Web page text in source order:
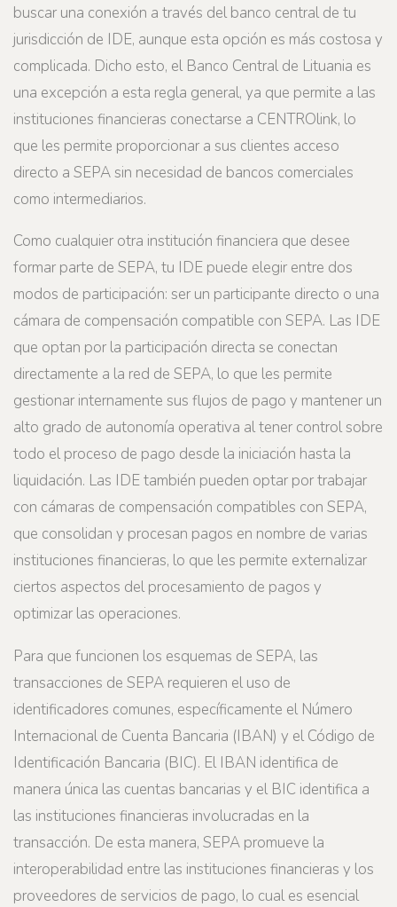
buscar una conexión a través del banco central de tu
jurisdicción de IDE, aunque esta opción es más costosa y
complicada. Dicho esto, el Banco Central de Lituania es
una excepción a esta regla general, ya que permite a las
instituciones financieras conectarse a CENTROlink, lo
que les permite proporcionar a sus clientes acceso
directo a SEPA sin necesidad de bancos comerciales
como intermediarios.
Como cualquier otra institución financiera que desee
formar parte de SEPA, tu IDE puede elegir entre dos
modos de participación: ser un participante directo o una
cámara de compensación compatible con SEPA. Las IDE
que optan por la participación directa se conectan
directamente a la red de SEPA, lo que les permite
gestionar internamente sus flujos de pago y mantener un
alto grado de autonomía operativa al tener control sobre
todo el proceso de pago desde la iniciación hasta la
liquidación. Las IDE también pueden optar por trabajar
con cámaras de compensación compatibles con SEPA,
que consolidan y procesan pagos en nombre de varias
instituciones financieras, lo que les permite externalizar
ciertos aspectos del procesamiento de pagos y
optimizar las operaciones.
Para que funcionen los esquemas de SEPA, las
transacciones de SEPA requieren el uso de
identificadores comunes, específicamente el Número
Internacional de Cuenta Bancaria (IBAN) y el Código de
Identificación Bancaria (BIC). El IBAN identifica de
manera única las cuentas bancarias y el BIC identifica a
las instituciones financieras involucradas en la
transacción. De esta manera, SEPA promueve la
interoperabilidad entre las instituciones financieras y los
proveedores de servicios de pago, lo cual es esencial